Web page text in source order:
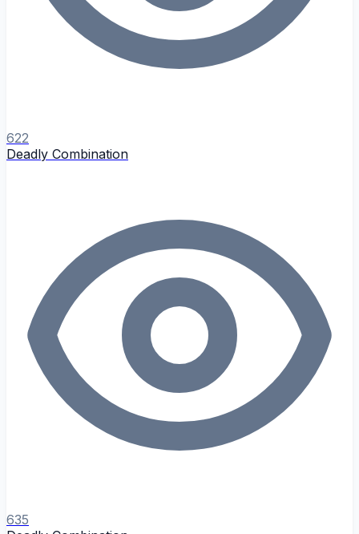
622
Deadly Combination
635